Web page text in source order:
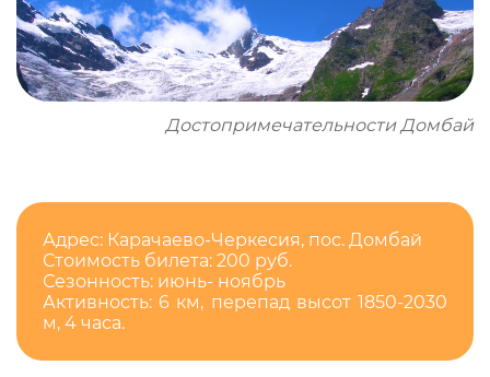
Достопримечательности Домбай
Адрес: Карачаево-Черкесия, пос. Домбай
Стоимость билета: 200 руб.
Сезонность: июнь- ноябрь
Активность: 6 км, перепад высот 1850-2030
м, 4 часа.